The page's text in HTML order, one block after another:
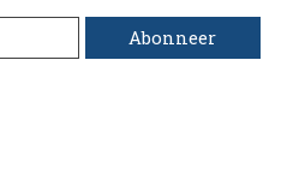
Abonneer